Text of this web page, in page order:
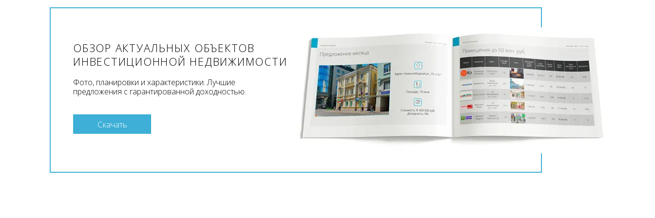
ОБЗОР АКТУАЛЬНЫХ ОБЪЕКТОВ
ИНВЕСТИЦИОННОЙ НЕДВИЖИМОСТИ
Фото, планировки и характеристики. Лучшие
предложения с гарантированной доходностью.
Скачать